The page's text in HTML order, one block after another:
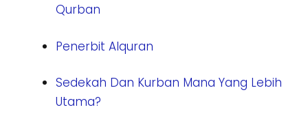
Qurban
Penerbit Alquran
Sedekah Dan Kurban Mana Yang Lebih
Utama?